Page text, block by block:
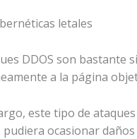
letales
DDOS son bastante
a la página
este tipo de
ocasionar